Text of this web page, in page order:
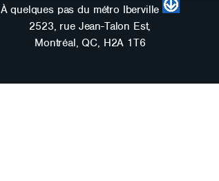
À quelques pas du métro Iberville
2523, rue Jean-Talon Est,
Montréal, QC, H2A 1T6